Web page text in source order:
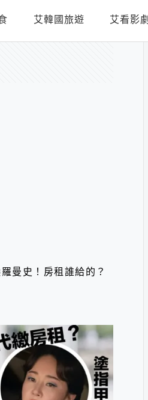
艾韓國旅遊 艾看影劇
曼史！房租誰給的？